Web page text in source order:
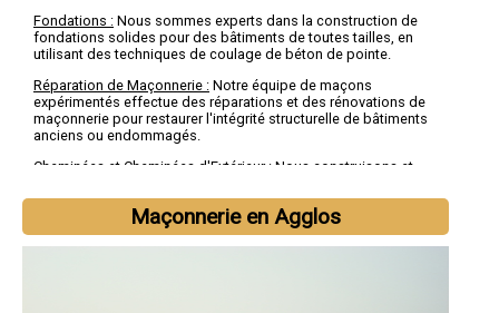
Fondations : Nous sommes experts dans la construction de
fondations solides pour des bâtiments de toutes tailles, en
utilisant des techniques de coulage de béton de pointe.
Réparation de Maçonnerie : Notre équipe de maçons
expérimentés effectue des réparations et des rénovations de
maçonnerie pour restaurer l'intégrité structurelle de bâtiments
anciens ou endommagés.
Cheminées et Cheminées d'Extérieur : Nous construisons et
ce qu'elles soient sécuritaires et esthétiquement attrayantes.
Revêtements de Sol et Pavages :
Nous installons des
revêtements de sol en béton, en pierre ou en brique pour des
Maçonnerie en Agglos